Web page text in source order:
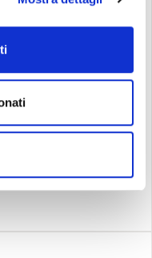
offers, news, and
Opera House